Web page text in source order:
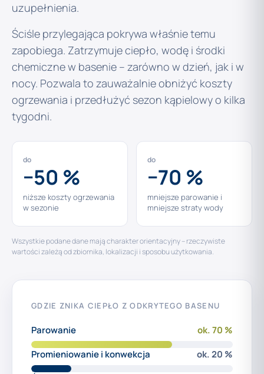
uzupełnienia.
Ściśle przylegająca pokrywa właśnie temu
zapobiega. Zatrzymuje ciepło, wodę i środki
chemiczne w basenie – zarówno w dzień, jak i w
nocy. Pozwala to zauważalnie obniżyć koszty
ogrzewania i przedłużyć sezon kąpielowy o kilka
tygodni.
do
−50 %
niższe koszty ogrzewania
w sezonie
do
−70 %
mniejsze parowanie i
mniejsze straty wody
Wszystkie podane dane mają charakter orientacyjny – rzeczywiste
wartości zależą od zbiornika, lokalizacji i sposobu użytkowania.
GDZIE ZNIKA CIEPŁO Z ODKRYTEGO BASENU
Parowanie
ok. 70 %
Promieniowanie i konwekcja
ok. 20 %